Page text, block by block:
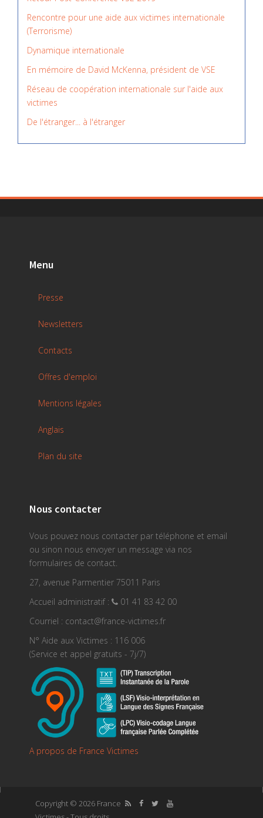
Rencontre pour une aide aux victimes internationale
(Terrorisme)
Dynamique internationale
En mémoire de David McKenna, président de VSE
Réseau de coopération internationale sur l'aide aux
victimes
De l'étranger... à l'étranger
Menu
Presse
Newsletters
Contacts
Offres d'emploi
Mentions légales
Anglais
Plan du site
Nous contacter
Vous pouvez nous contacter par téléphone et email
ou sinon nous envoyer un message via nos
formulaires de contact.
27, avenue Parmentier 75011 Paris
Accueil administratif :
01 41 83 42 00
Courriel : contact@france-victimes.fr
N° Aide aux Victimes : 116 006
(Service et appel gratuits - 7j/7)
A propos de France Victimes
Copyright © 2026 France